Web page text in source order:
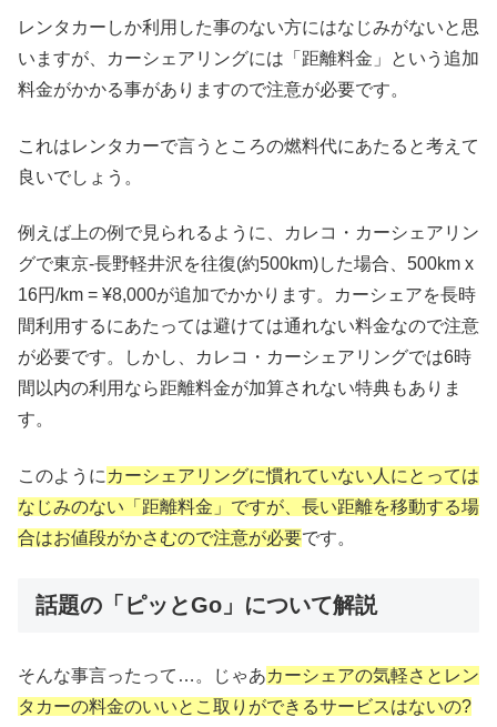
レンタカーしか利用した事のない方にはなじみがないと思
いますが、カーシェアリングには「距離料金」という追加
料金がかかる事がありますので注意が必要です。
これはレンタカーで言うところの燃料代にあたると考えて
良いでしょう。
例えば上の例で見られるように、カレコ・カーシェアリン
グで東京-長野軽井沢を往復(約500km)した場合、500km x
16円/km = ¥8,000が追加でかかります。カーシェアを長時
間利用するにあたっては避けては通れない料金なので注意
が必要です。しかし、カレコ・カーシェアリングでは6時
間以内の利用なら距離料金が加算されない特典もありま
す。
このように カーシェアリングに慣れていない人にとっては
なじみのない「距離料金」ですが、長い距離を移動する場
合はお値段がかさむので注意が必要です。
話題の「ピッとGo」について解説
そんな事言ったって…。じゃあカーシェアの気軽さとレン
タカーの料金のいいとこ取りができるサービスはないの?